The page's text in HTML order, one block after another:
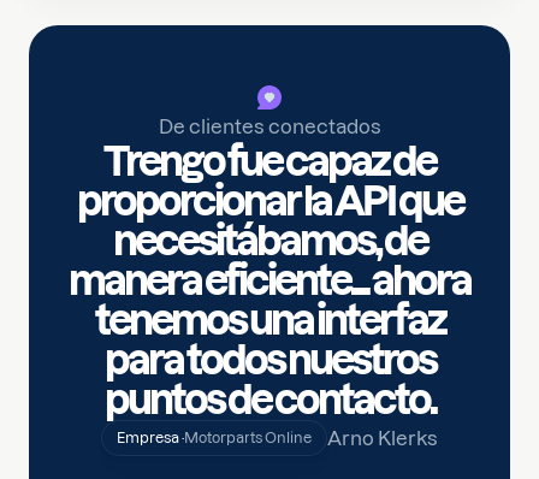
De clientes conectados
Trengo fue capaz de
proporcionar la API que
necesitábamos, de
manera eficiente... ahora
tenemos una interfaz
para todos nuestros
puntos de contacto.
Empresa ·Motorparts Online Arno Klerks